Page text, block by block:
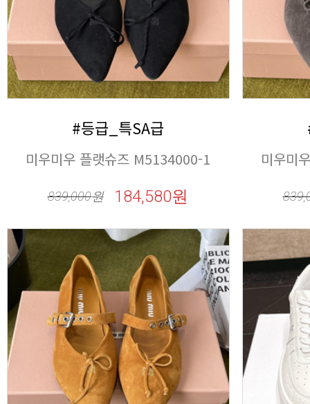
#등급_특SA급
미우미우 플랫슈즈 M5134000-1
839,000원 184,580원
미우미